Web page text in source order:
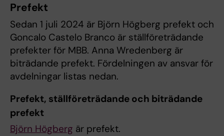
Prefekt
Sedan 1 juli 2024 är Björn Högberg prefekt och
Goncalo Castelo Branco är ställföreträdande
prefekter för MBB. Anna Wredenberg är
biträdande prefekt. Fördelningen av ansvar för
avdelningar listas nedan.
Prefekt, ställföreträdande och biträdande
prefekt
Björn Högberg är prefekt.